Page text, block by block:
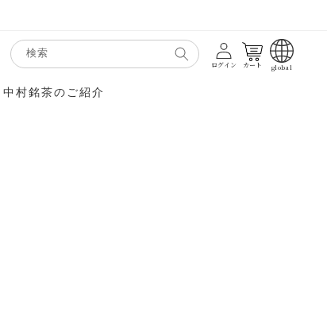
中村銘茶のご紹介
検索
ログイン
カート
カート global